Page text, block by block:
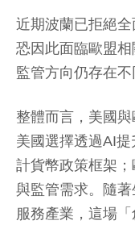
近期波蘭已拒絕
恐因此面臨歐盟
監管方向仍存在不
整體而言，美國與
美國選擇透過AI
計貨幣政策框架
與監管需求。隨
服務產業，這場